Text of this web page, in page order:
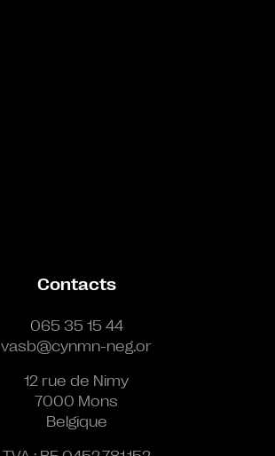
Contacts
065 35 15 44
vasb@cynmn-neg.or
12 rue de Nimy
7000 Mons
Belgique